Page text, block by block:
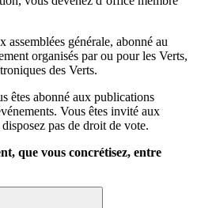
assemblées générale, abonné au
organisés par ou pour les Verts,
des Verts.
êtes abonné aux publications
Vous êtes invité aux
pas de droit de vote.
que vous concrétisez, entre